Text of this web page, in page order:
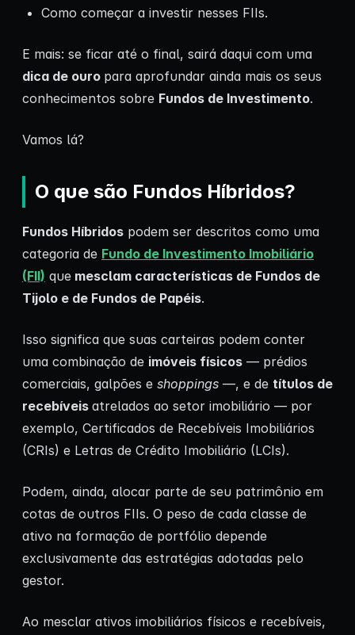
Como começar a investir nesses FIIs.
E mais: se ficar até o final, sairá daqui com uma
dica de ouro para aprofundar ainda mais os seus
conhecimentos sobre Fundos de Investimento.
Vamos lá?
O que são Fundos Híbridos?
Fundos Híbridos podem ser descritos como uma
categoria de Fundo de Investimento Imobiliário
(FII) que mesclam características de Fundos de
Tijolo e de Fundos de Papéis.
Isso significa que suas carteiras podem conter
uma combinação de imóveis físicos — prédios
comerciais, galpões e shoppings —, e de títulos de
recebíveis atrelados ao setor imobiliário — por
exemplo, Certificados de Recebíveis Imobiliários
(CRIs) e Letras de Crédito Imobiliário (LCIs).
Podem, ainda, alocar parte de seu patrimônio em
cotas de outros FIIs. O peso de cada classe de
ativo na formação de portfólio depende
exclusivamente das estratégias adotadas pelo
gestor.
Ao mesclar ativos imobiliários físicos e recebíveis,